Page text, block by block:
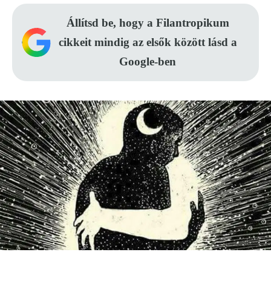
Állítsd be, hogy a Filantropikum
cikkeit mindig az elsők között lásd a
Google-ben